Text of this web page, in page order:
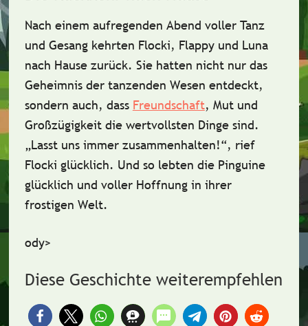
Nach einem aufregenden Abend voller Tanz
und Gesang kehrten Flocki, Flappy und Luna
nach Hause zurück. Sie hatten nicht nur das
Geheimnis der tanzenden Wesen entdeckt,
sondern auch, dass Freundschaft, Mut und
Großzügigkeitdie wertvollsten Dinge sind.
„Lasst uns immer zusammenhalten!“, rief
Flocki glücklich. Und so lebten die Pinguine
glücklich und voller Hoffnung in ihrer
frostigen Welt.
ody>
Diese Geschichte weiterempfehlen